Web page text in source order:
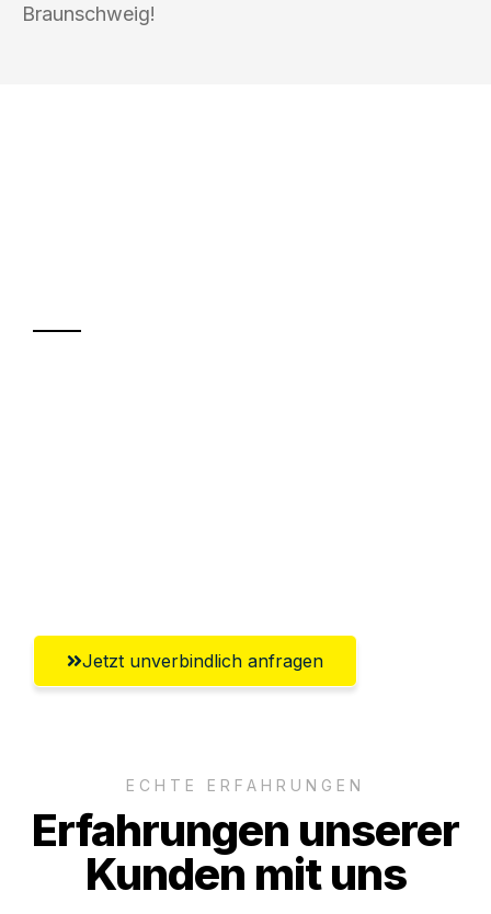
Braunschweig!
Jetzt unverbindlich anfragen
ECHTE ERFAHRUNGEN
Erfahrungen unserer
Kunden mit uns